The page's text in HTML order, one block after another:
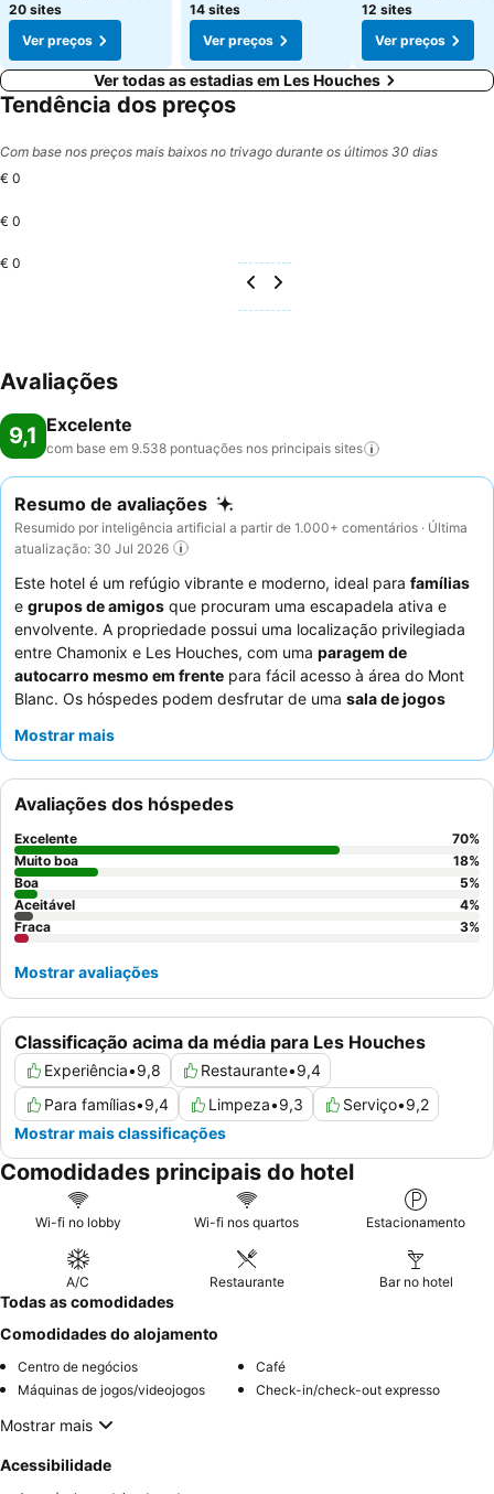
20 sites
Ver preços
14 sites
Ver preços
12 sites
Ver preços
Ver todas as estadias em Les Houches
Tendência dos preços
Com base nos preços mais baixos no trivago durante os últimos 30 dias
€ 0
€ 0
€ 0
Avaliações
9,1 Excelente
com base em 9.538 pontuações nos principais sites
Resumo de avaliações
Resumido por inteligência artificial a partir de 1.000+ comentários · Última
atualização: 30 Jul 2026
Este hotel é um refúgio vibrante e moderno, ideal para famílias
e grupos de amigos que procuram uma escapadela ativa e
envolvente. A propriedade possui uma localização privilegiada
entre Chamonix e Les Houches, com uma paragem de
autocarro mesmo em frente para fácil acesso à área do Mont
Blanc. Os hóspedes podem desfrutar de uma sala de jogos
entretenimento para todas as idades. O
complementando o delicioso e variado
almoçoe as diversas opções de jantar. Para uma experiência
verdadeiramente relaxante, considere reservar um quarto
virado para o jardim para uma estadia mais tranquila.
Mostrar mais
Classificação acima da média para Les Houches
Experiência•9,8 Restaurante•9,4
Para famílias•9,4 Limpeza•9,3 Serviço•9,2
Mostrar mais classificações
Avaliações dos hóspedes
Excelente 70%
Muito boa
18%
Boa
5%
Aceitável
4%
Fraca
3%
Mostrar avaliações
Comodidades principais do hotel
Wi-fi no lobby Wi-fi nos quartos Estacionamento
A/C Restaurante Bar no hotel
Todas as comodidades
Comodidades do alojamento
Centro de negócios
Café
Máquinas de jogos/videojogos
Check-in/check-out expresso
Mostrar mais
Acessibilidade